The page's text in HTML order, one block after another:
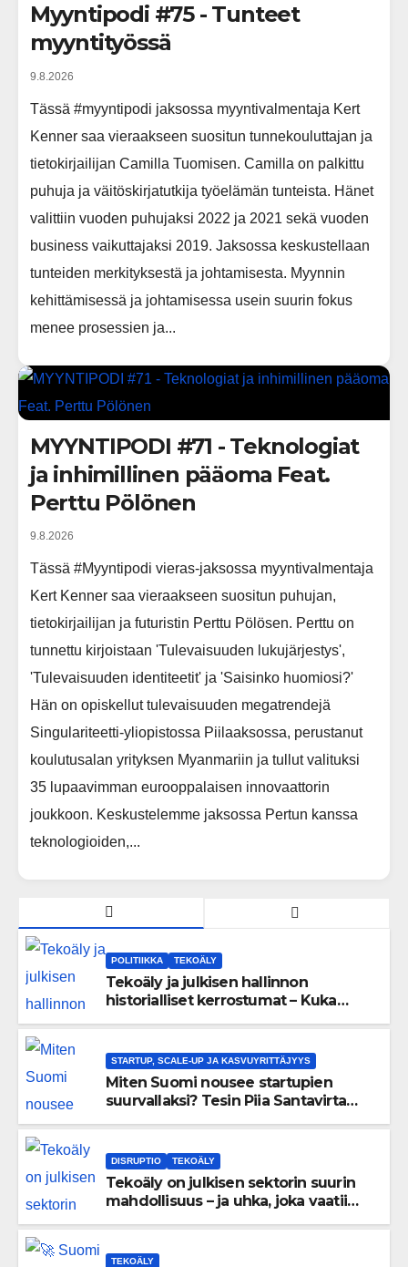
Myyntipodi #75 - Tunteet
myyntityössä
9.8.2026
Tässä #myyntipodi jaksossa myyntivalmentaja Kert
Kenner saa vieraakseen suositun tunnekouluttajan ja
tietokirjailijan Camilla Tuomisen. Camilla on palkittu
puhuja ja väitöskirjatutkija työelämän tunteista. Hänet
valittiin vuoden puhujaksi 2022 ja 2021 sekä vuoden
business vaikuttajaksi 2019. Jaksossa keskustellaan
tunteiden merkityksestä ja johtamisesta. Myynnin
kehittämisessä ja johtamisessa usein suurin fokus
menee prosessien ja...
MYYNTIPODI #71 - Teknologiat
ja inhimillinen pääoma Feat.
Perttu Pölönen
9.8.2026
Tässä #Myyntipodi vieras-jaksossa myyntivalmentaja
Kert Kenner saa vieraakseen suositun puhujan,
tietokirjailijan ja futuristin Perttu Pölösen. Perttu on
tunnettu kirjoistaan 'Tulevaisuuden lukujärjestys',
'Tulevaisuuden identiteetit' ja 'Saisinko huomiosi?'
Hän on opiskellut tulevaisuuden megatrendejä
Singulariteetti-yliopistossa Piilaaksossa, perustanut
koulutusalan yrityksen Myanmariin ja tullut valituksi
35 lupaavimman eurooppalaisen innovaattorin
joukkoon. Keskustelemme jaksossa Pertun kanssa
teknologioiden,...
POLITIIKKA TEKOÄLY
Tekoäly ja julkisen hallinnon
historialliset kerrostumat – Kuka
STARTUP, SCALE-UP JA KASVUYRITTÄJYYS
Miten Suomi nousee startupien
suurvallaksi? Tesin Piia Santavirta
DISRUPTIO TEKOÄLY
Tekoäly on julkisen sektorin suurin
mahdollisuus – ja uhka, joka vaatii
TEKOÄLY